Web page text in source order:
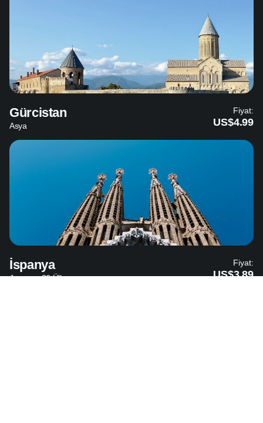
Gürcistan
Asya
Fiyat:
US$4.99
İspanya
Avrupa - 36 Ülke
Fiyat:
US$3.89